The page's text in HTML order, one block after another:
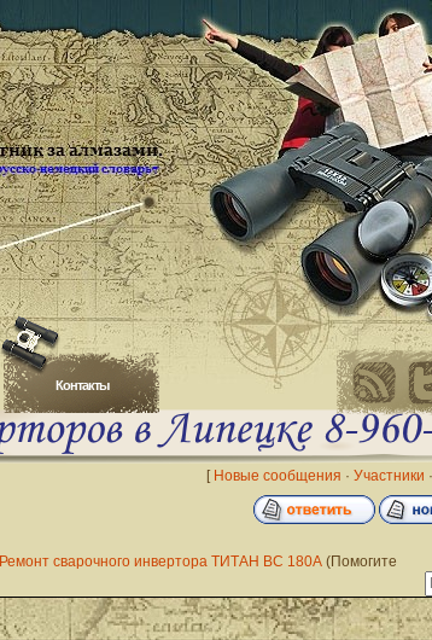
Контакты
[ Новые сообщения · Участники ·
Ремонт сварочного инвертора ТИТАН ВС 180А (Помогите